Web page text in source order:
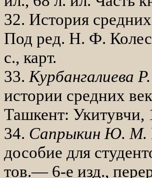
32. История
Под ред. Н. Ф.
с., карт.
33. Курбангалиева Р.
исто­рии средних
Ташкент:
34. Сапрыкин Ю. М.
дособие для
тов.— 6-е изд.,